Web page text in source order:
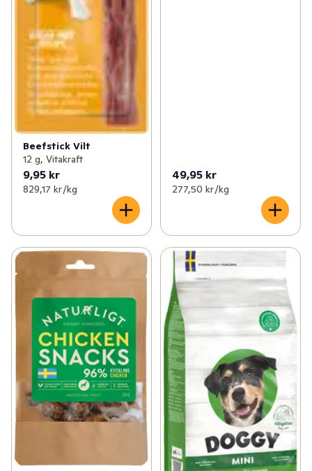
Beefstick Vilt
12 g, Vitakraft
9,95 kr
829,17 kr /kg
49,95 kr
277,50 kr /kg